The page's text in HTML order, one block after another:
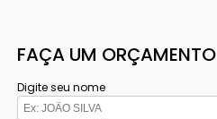
FAÇA UM ORÇAMENTO
Digite seu nome